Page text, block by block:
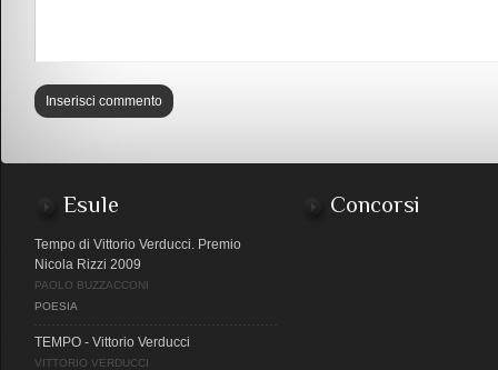
Esule
Tempo di Vittorio Verducci. Premio
Nicola Rizzi 2009
PAOLO BUZZACCONI
POESIA
TEMPO - Vittorio Verducci
VITTORIO VERDUCCI
Concorsi